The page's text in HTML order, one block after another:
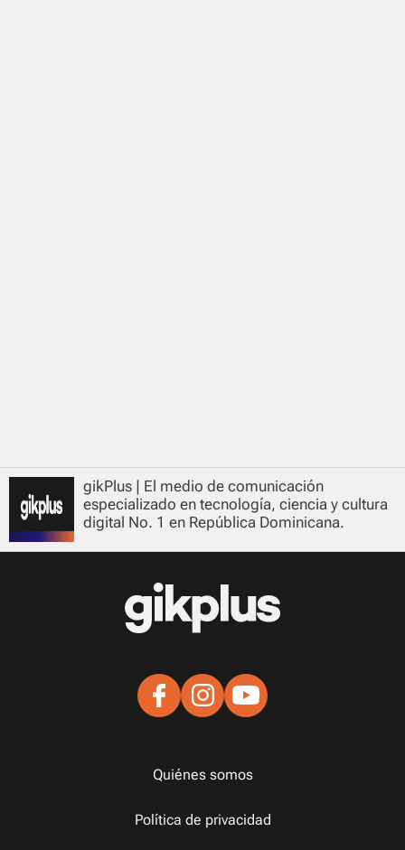
gikPlus | El medio de comunicación
especializado en tecnología, ciencia y cultura
digital No. 1 en República Dominicana.
Quiénes somos
Política de privacidad